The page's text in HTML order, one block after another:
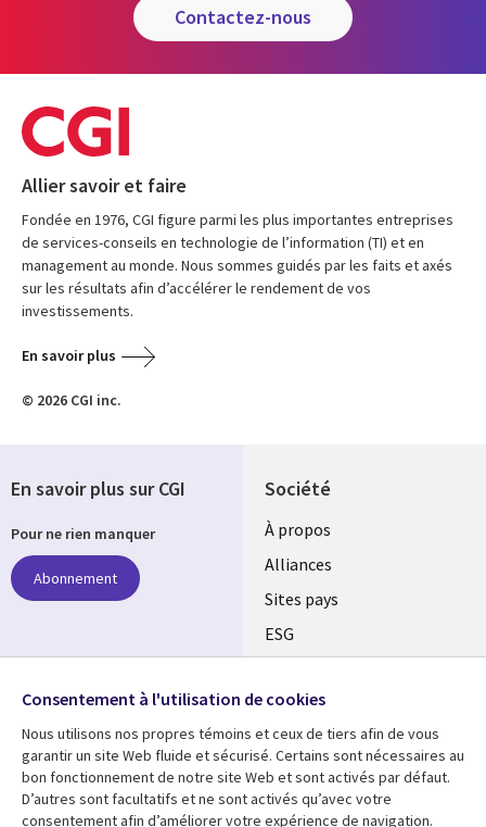
contactez-nous
Allier savoir et faire
Fondée en 1976, CGI figure parmi les plus importantes entreprises
de services-conseils en technologie de l’information (TI) et en
management au monde. Nous sommes guidés par les faits et axés
sur les résultats afin d’accélérer le rendement de vos
investissements.
En savoir plus
© 2026 CGI inc.
Société
À propos
Alliances
Sites pays
ESG
Fusions
Salle de presse
En savoir plus sur CGI
Pour ne rien manquer
Abonnement
Suivez-nous
Social
Media
Global
FR
Consentement à l'utilisation de cookies
Nous utilisons nos propres témoins et ceux de tiers afin de vous
garantir un site Web fluide et sécurisé. Certains sont nécessaires au
bon fonctionnement de notre site Web et sont activés par défaut.
D’autres sont facultatifs et ne sont activés qu’avec votre
consentement afin d’améliorer votre expérience de navigation.